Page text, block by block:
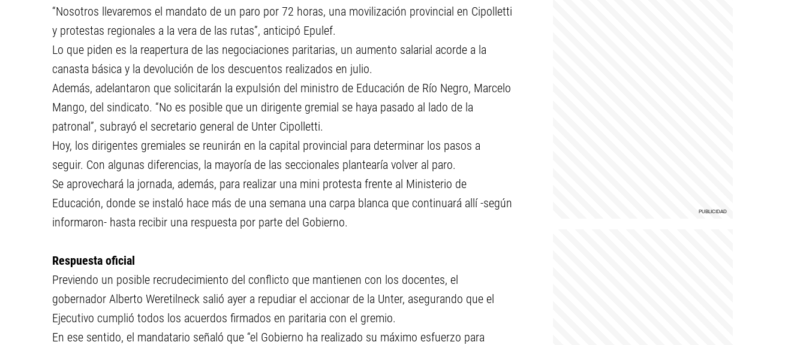
“Nosotros llevaremos el mandato de un paro por 72 horas, una movilización provincial en Cipolletti
y protestas regionales a la vera de las rutas”, anticipó Epulef.
Lo que piden es la reapertura de las negociaciones paritarias, un aumento salarial acorde a la
canasta básica y la devolución de los descuentos realizados en julio.
Además, adelantaron que solicitarán la expulsión del ministro de Educación de Río Negro, Marcelo
Mango, del sindicato. “No es posible que un dirigente gremial se haya pasado al lado de la
patronal”, subrayó el secretario general de Unter Cipolletti.
Hoy, los dirigentes gremiales se reunirán en la capital provincial para determinar los pasos a
seguir. Con algunas diferencias, la mayoría de las seccionales plantearía volver al paro.
Se aprovechará la jornada, además, para realizar una mini protesta frente al Ministerio de
Educación, donde se instaló hace más de una semana una carpa blanca que continuará allí -según
informaron- hasta recibir una respuesta por parte del Gobierno.
Respuesta oficial
Previendo un posible recrudecimiento del conflicto que mantienen con los docentes, el
gobernador Alberto Weretilneck salió ayer a repudiar el accionar de la Unter, asegurando que el
Ejecutivo cumplió todos los acuerdos firmados en paritaria con el gremio.
En ese sentido, el mandatario señaló que “el Gobierno ha realizado su máximo esfuerzo para